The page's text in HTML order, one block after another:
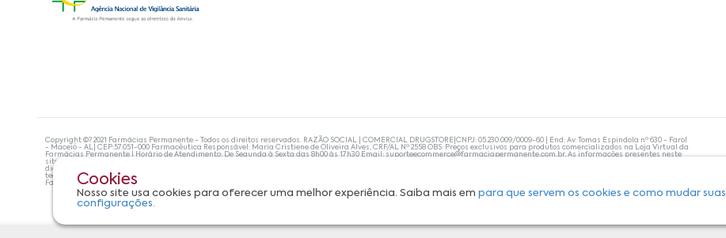
Cookies
Nosso site usa cookies para oferecer uma melhor experiência. Saiba mais empara que servem os cookies e como mudar suas
configurações.
Copyright ©? 2021 Farmácias Permanente - Todos os direitos reservados. RAZÃO SOCIAL | COMERCIAL DRUGSTORE|CNPJ: 05.230.009/0009-60 | End: Av. Tomas Espindola nº 630 - Farol
- Maceió - AL| CEP:57.051-000 Farmacêutica Responsável: Maria Cristiene de Oliveira Alves, CRF/AL Nº 2558 OBS: Preços exclusivos para produtos comercializados na Loja Virtual da
Farmácias Permanente | Horário de Atendimento: De Segunda à Sexta das 8h00 às 17h30 Email: suporteecommerce@farmaciapermanente.com.br. As informações presentes neste
site não devem ser utilizadas para automedicação e, de forma alguma, substituem as orientações de um profissional da área médica. Apenas o médico está capacitado para
diagnosticar problemas de saúde e prescrever o tratamento adequado. Se os sintomas persistirem, um médico deve ser consultado. A Farmácia Permanente trabalha com as
tecnologias mais avançadas de proteção de dados, para que você possa realizar suas compras com tranquilidade. A privacidade e a segurança dos clientes são compromissos da
Farmácias Permanente. Todos os pedidos efetuados estão sujeitos à confirmação da disponibilidade de produto em nosso estoque.